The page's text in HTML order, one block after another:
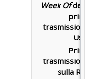
Week Of
sulla